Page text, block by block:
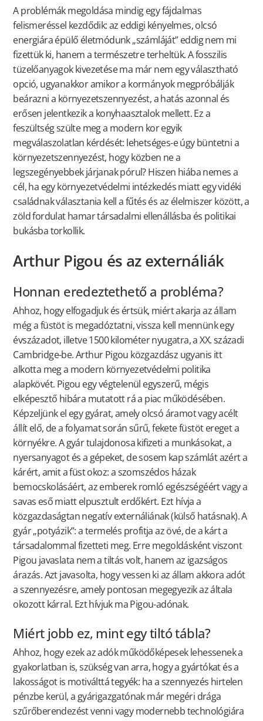
A problémák megoldása mindig egy fájdalmas
felismeréssel kezdődik: az eddigi kényelmes, olcsó
energiára épülő életmódunk „számláját” eddig nem mi
fizettük ki, hanem a természetre terheltük. A fosszilis
tüzelőanyagok kivezetése ma már nem egy választható
opció, ugyanakkor amikor a kormányok megpróbálják
beárazni a környezetszennyezést, a hatás azonnal és
erősen jelentkezik a konyhaasztalok mellett. Ez a
feszültség szülte meg a modern kor egyik
megválaszolatlan kérdését: lehetséges-e úgy büntetni a
környezetszennyezést, hogy közben ne a
legszegényebbek járjanak pórul? Hiszen hiába nemes a
cél, ha egy környezetvédelmi intézkedés miatt egy vidéki
családnak választania kell a fűtés és az élelmiszer között, a
zöld fordulat hamar társadalmi ellenállásba és politikai
bukásba torkollik.
Arthur Pigou és az externáliák
Honnan eredeztethető a probléma?
Ahhoz, hogy elfogadjuk és értsük, miért akarja az állam
még a füstöt is megadóztatni, vissza kell mennünk egy
évszázadot, illetve 1500 kilométer nyugatra, a XX. századi
Cambridge-be. Arthur Pigou közgazdász ugyanis itt
alkotta meg a modern környezetvédelmi politika
alapkövét. Pigou egy végtelenül egyszerű, mégis
elképesztő hibára mutatott rá a piac működésében.
Képzeljünk el egy gyárat, amely olcsó áramot vagy acélt
állít elő, de a folyamat során sűrű, fekete füstöt ereget a
környékre. A gyár tulajdonosa kifizeti a munkásokat, a
nyersanyagot és a gépeket, de sosem kap számlát azért a
kárért, amit a füst okoz: a szomszédos házak
bemocskolásáért, az emberek romló egészségéért vagy a
savas eső miatt elpusztult erdőkért. Ezt hívja a
közgazdaságtan negatív externáliának (külső hatásnak). A
gyár „potyázik”: a termelés profitja az övé, de a kárt a
társadalommal fizetteti meg. Erre megoldásként viszont
Pigou javaslata nem a tiltás volt, hanem az igazságos
árazás. Azt javasolta, hogy vessen ki az állam akkora adót
a szennyezésre, amely pontosan megegyezik az általa
okozott kárral. Ezt hívjuk ma Pigou-adónak.
Miért jobb ez, mint egy tiltó tábla?
Ahhoz, hogy ezek az adók működőképesek lehessenek a
gyakorlatban is, szükség van arra, hogy a gyártókat és a
lakosságot is motiválttá tegyék: ha a szennyezés hirtelen
pénzbe kerül, a gyárigazgatónak már megéri drága
szűrőberendezést venni vagy modernebb technológiára